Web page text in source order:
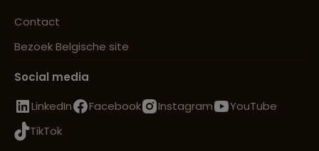
Contact
Bezoek Belgische site
Social media
LinkedIn
Facebook Instagram
YouTube
TikTok